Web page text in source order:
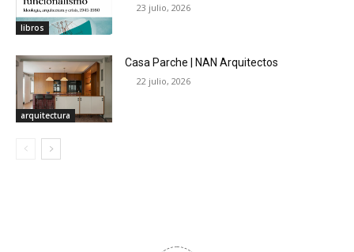
libros
23 julio, 2026
arquitectura
Casa Parche | NAN Arquitectos
22 julio, 2026